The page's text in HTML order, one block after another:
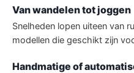
Van wandelen tot joggen
Snelheden lopen uiteen van
modellen die geschikt zijn
Handmatige of